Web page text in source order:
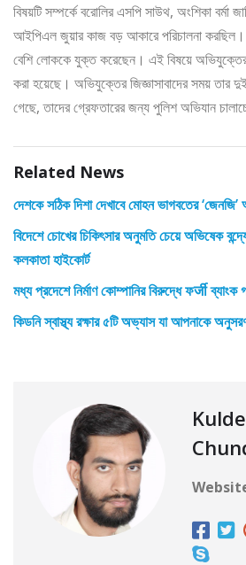
বিষয়টি সম্পর্কে বরোলির এসপি সাউথ, অংশিকা বর্মা
আইপিএল জুয়ার কাজ বড় আকারে পরিচালনা
বেশি লোককে যুক্ত করেছেন। এই বিষয়ে
করা হয়েছে। অভিযুক্তের জিজ্ঞাসাবাদের সময় তার
গেছে, তাদের গ্রেফতারের জন্য পুলিশ অভিযান
Related News
দেশকে সঠিক দিশা দেখাবে মোহন ভাগবতের
বিদেশে চোখের চিকিৎসার অনুমতি চেয়ে অভিষেক
কলকাতা হাইকোর্ট
মধ্য প্রদেশে নির্মাণ কোম্পানির বিরুদ্ধে ফर्जी ব্যাংক
কিডনি স্বাস্থ্য রক্ষার ৫টি অভ্যাস যা আপনাকে